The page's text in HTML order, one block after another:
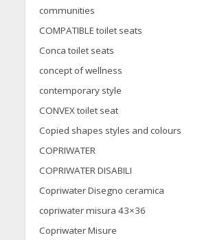
communities
COMPATIBLE toilet seats
Conca toilet seats
concept of wellness
contemporary style
CONVEX toilet seat
Copied shapes styles and colours
COPRIWATER
COPRIWATER DISABILI
Copriwater Disegno ceramica
copriwater misura 43×36
Copriwater Misure